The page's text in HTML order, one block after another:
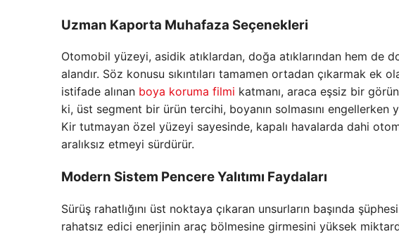
Uzman Kaporta Muhafaza Seçenekleri
Otomobil yüzeyi, asidik atıklardan, doğa atıklarından hem de
alandır. Söz konusu sıkıntıları tamamen ortadan çıkarmak ek
istifade alınan boya koruma filmi katmanı, araca eşsiz bir
ki, üst segment bir ürün tercihi, boyanın solmasını engellerken
Kir tutmayan özel yüzeyi sayesinde, kapalı havalarda dahi
aralıksız etmeyi sürdürür.
Modern Sistem Pencere Yalıtımı Faydaları
Sürüş rahatlığını üst noktaya çıkaran unsurların başında
rahatsız edici enerjinin araç bölmesine girmesini yüksek